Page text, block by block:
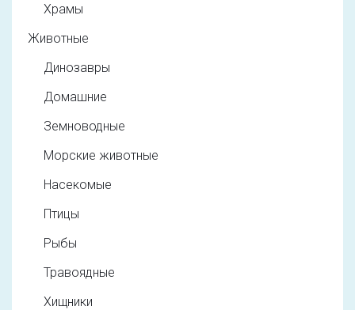
Храмы
Животные
Динозавры
Домашние
Земноводные
Морские животные
Насекомые
Птицы
Рыбы
Травоядные
Хищники